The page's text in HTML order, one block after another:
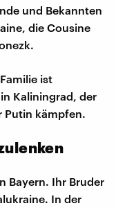
und Bekannten
die Cousine
ist
Kaliningrad, der
Putin kämpfen.
Bayern. Ihr Bruder
In der